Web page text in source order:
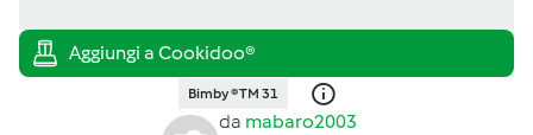
Bimby ® TM 31
da mabaro2003